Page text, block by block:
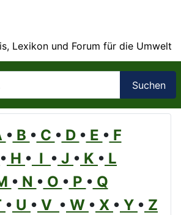
Lexikon und Forum für die Umwelt
Suchen
• B • C • D • E • F
• H • I • J • K • L
• N • O • P • Q
• U • V • W • X • Y • Z